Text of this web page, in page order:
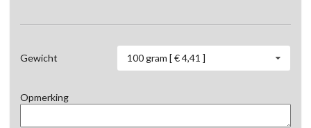
Gewicht 100 gram [ € 4,41 ]
Opmerking